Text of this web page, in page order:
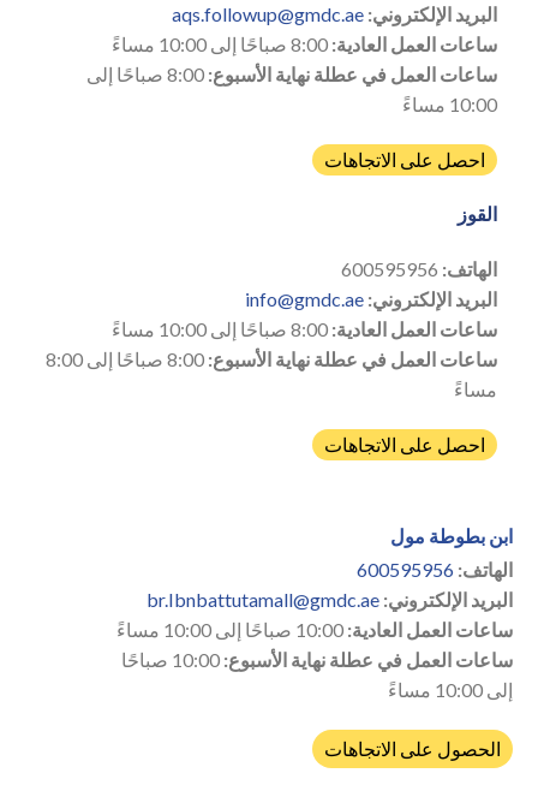
البريد الإلكتروني: aqs.followup@gmdc.ae
ساعات العمل العادية:
ساعات العمل في عطلة نهاية الأسبوع:
8:00 صباحًا إلى
10:00 مساءً
احصل على الاتجاهات
القوز
الهاتف:
البريد الإلكتروني: info@gmdc.ae
ساعات العمل العادية:
ساعات العمل في عطلة نهاية الأسبوع:
8:00 صباحًا إلى 8:00
مساءً
احصل على الاتجاهات
ابن بطوطة مول
الهاتف: 600595956
البريد الإلكتروني: br.Ibnbattutamall@gmdc.ae
ساعات العمل العادية:
ساعات العمل في عطلة نهاية الأسبوع:
10:00 صباحًا
إلى 10:00 مساءً
الحصول على الاتجاهات